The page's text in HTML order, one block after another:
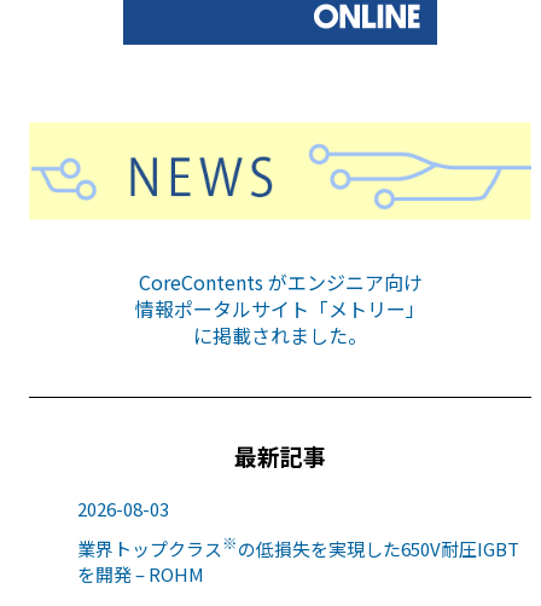
CoreContents がエンジニア向け
情報ポータルサイト「メトリー」
に掲載されました。
最新記事
2026-08-03
業界トップクラス※の低損失を実現した650V耐圧IGBT
を開発 – ROHM